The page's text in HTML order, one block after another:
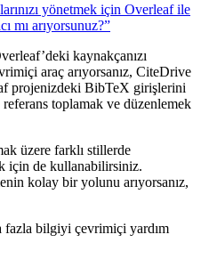
yönetmek için Overleaf ile
mı arıyorsunuz?”
kaynakçanızı
araç arıyorsanız, CiteDrive
projenizdeki BibTeX girişlerini
toplamak ve düzenlemek
üzere farklı stillerde
için de kullanabilirsiniz.
kolay bir yolunu arıyorsanız,
fazla bilgiyi çevrimiçi yardım